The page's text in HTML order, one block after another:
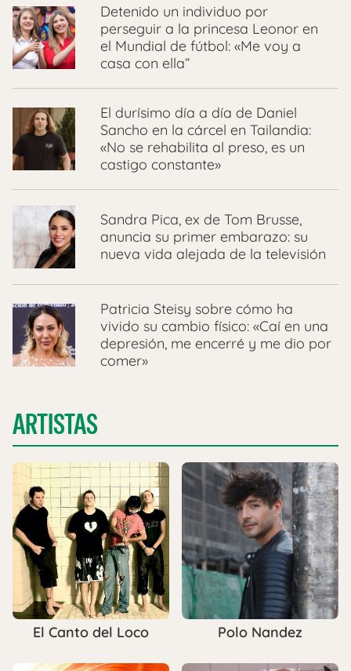
Detenido un individuo por
perseguir a la princesa Leonor en
el Mundial de fútbol: «Me voy a
casa con ella”
El durísimo día a día de Daniel
Sancho en la cárcel en Tailandia:
«No se rehabilita al preso, es un
castigo constante»
Sandra Pica, ex de Tom Brusse,
anuncia su primer embarazo: su
nueva vida alejada de la televisión
Patricia Steisy sobre cómo ha
vivido su cambio físico: «Caí en una
depresión, me encerré y me dio por
comer»
ARTISTAS
El Canto del Loco Polo Nandez